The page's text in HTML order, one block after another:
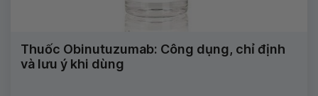
Thuốc Obinutuzumab: Công dụng, chỉ định
và lưu ý khi dùng